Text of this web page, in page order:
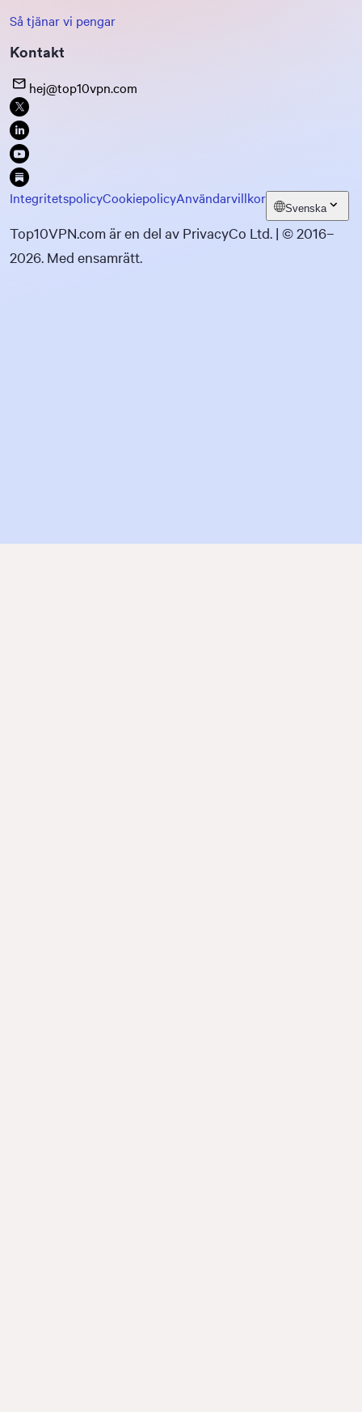
Så tjänar vi pengar
Kontakt
hej@top10vpn.com
IntegritetspolicyCookiepolicyAnvändarvillkor
Svenska
Top10VPN.com är en del av PrivacyCo Ltd. | © 2016–
2026. Med ensamrätt.